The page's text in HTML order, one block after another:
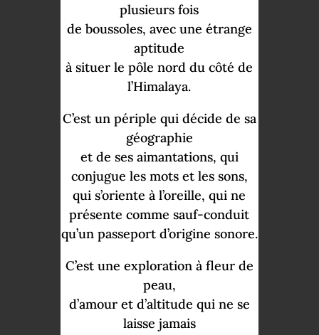
plusieurs fois
de boussoles, avec une étrange
aptitude
à situer lepôle nord ducôté de
l’Himalaya.
C’est unpériple qui décide de sa
géographie
et de ses aimantations, qui
conjugue les mots et les sons,
quis’oriente à l’oreille, qui ne
présentecomme sauf-conduit
qu’un passeport d’origine sonore.
C’est une exploration à fleur de
peau,
d’amour et d’altitude quine se
laisse jamais